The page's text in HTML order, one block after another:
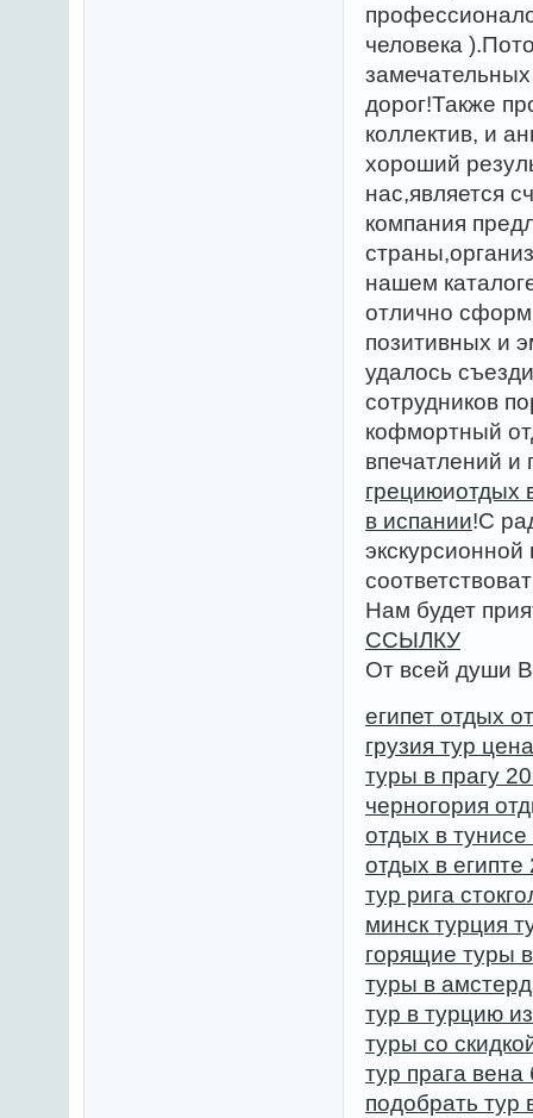
человека
дорог!Также
коллектив, и
хороший
нас,является
компания
нашем
отлично
позитивных и
удалось
сотрудников
кофмортный
впечатлений
грециюиотдых
в испании!С
Нам будет
ССЫЛКУ
От всей души
египет отдых
грузия тур цена
туры в прагу
черногория
отдых в
отдых в
тур рига
минск турция
горящие туры
туры в
тур в турцию
туры со
тур прага
подобрать тур